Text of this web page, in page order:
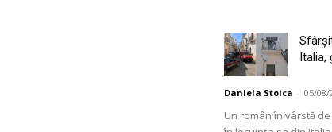
Italia,
Daniela Stoica - 05/08/
Un român în vârstă